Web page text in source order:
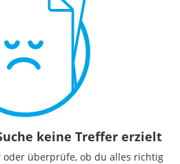
keine Treffer erzielt
oder überprüfe, ob du alles richtig